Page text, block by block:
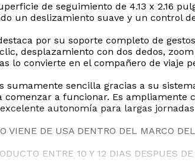
de seguimiento de 4.13 x 2.16
un deslizamiento suave y un control
por su soporte completo de
desplazamiento con dos dedos,
lo convierte en el compañero de viaje
sumamente sencilla gracias a su
comenzar a funcionar. Es ampliamente
autonomía para largas
VIENE DE USA DENTRO DEL MARCO
ENTRE 10 Y 12 DIAS DESPUES